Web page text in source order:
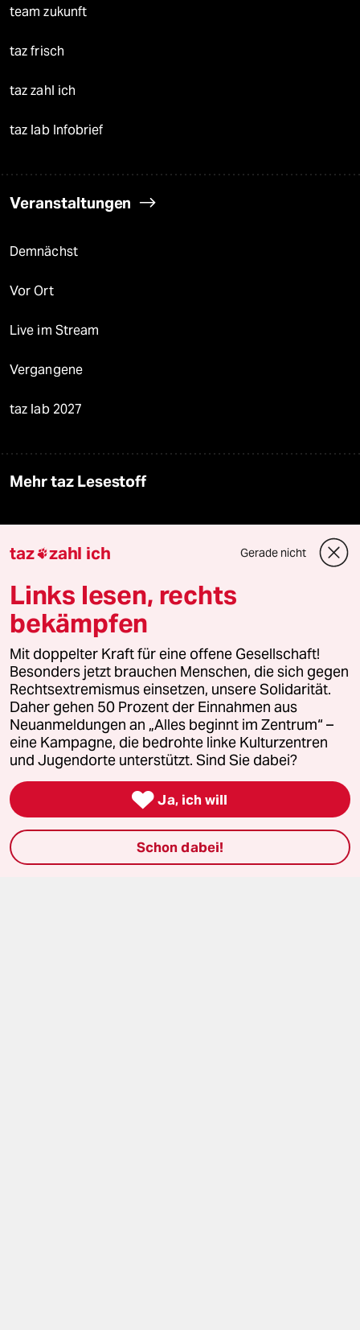
team zukunft
taz frisch
taz zahl ich
taz lab Infobrief
Veranstaltungen
Demnächst
Vor Ort
Live im Stream
Vergangene
taz lab 2027
Mehr taz Lesestoff
Le Monde diplomatique
taz Archiv
Mehr taz Angebote
Kantine
Shop
taz zahl ich Gerade nicht
Links lesen, rechts
bekämpfen
Mit doppelter Kraft für eine offene Gesellschaft!
Besonders jetzt brauchen Menschen, die sich gegen
Rechtsextremismus einsetzen, unsere Solidarität.
Daher gehen 50 Prozent der Einnahmen aus
Neuanmeldungen an „Alles beginnt im Zentrum“ –
eine Kampagne, die bedrohte linke Kulturzentren
und Jugendorte unterstützt. Sind Sie dabei?
 Ja, ich will
Schon dabei!